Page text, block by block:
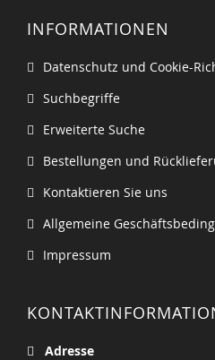
INFORMATIONEN
Datenschutz und Cookie-
Suchbegriffe
Erweiterte Suche
Bestellungen und
Kontaktieren Sie uns
Allgemeine
Impressum
Adresse